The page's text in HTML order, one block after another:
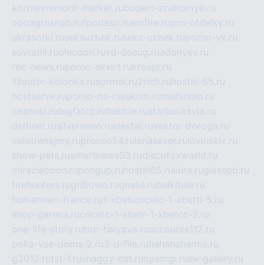
korolevremont-market.rubudem-znakomye.ru
oooagrosnab.rufpodaso.ruemfire.rupro-otdelky.ru
ukrasotki.ruseksuzbek.ruseks-uzbek.ruporno-vk.ru
sovratili.ruolecoon.ruvd-dosug.ruadonyev.ru
rbc-news.ruporno-skvirt.rukrospr.ru
13autor-kolonka.rusormol.ru2rich.ru hostel-65.ru
hostserve.ruporno-na-russkom.ru mishinlab.ru
neznobi.rubigfatcc.ru habble.rustarbucksvia.ru
delfinet.rusilvernano.ruelestal.ruvektor-doroga.ru
velotrenajery.rupronso54.ru lenasever.ru lovinskix.ru
show-pets.rusmartnews03.rudiscofoxworld.ru
miraclecoon.rupongup.ru hostel65.ru liura.ruglasspb.ru
firehunters.rugribowo.rugnalis.rubulkitula.ru
hometown-france.ru1-xbeticricetc-1-xbetti-5.ru
shop-garena.rucricetc-1-xbetr-1-xbetcc-2.ru
one-life-story.rutop-halyava.ruaccounts112.ru
poka-vse-doma-2.ru3-d-file.ru hahahaharms.ru
g2012.rutst-1.rushaggy-cat.ruopsmgr.ruev-gallery.ru